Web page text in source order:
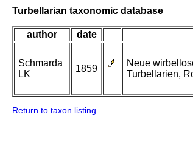
Turbellarian taxonomic database
author date
Schmarda
LK
1859
Neue
Turbellarien,
Return to taxon listing